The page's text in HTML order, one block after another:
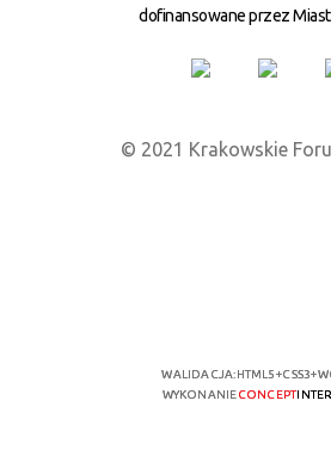
dofinansowane przez
© 2021 Krakowskie
WALIDACJA:HTML5+CSS3+
WYKONANIECONCEPT